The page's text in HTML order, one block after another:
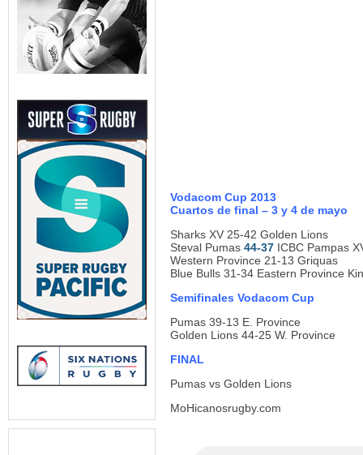
Vodacom Cup 2013
Cuartos de final – 3 y 4 de mayo
Sharks XV 25-42 Golden Lions
Steval Pumas 44-37 ICBC Pampas
Western Province 21-13 Griquas
Blue Bulls 31-34 Eastern Province
Semifinales Vodacom Cup
Pumas 39-13 E. Province
Golden Lions 44-25 W. Province
FINAL
Pumas vs Golden Lions
MoHicanosrugby.com